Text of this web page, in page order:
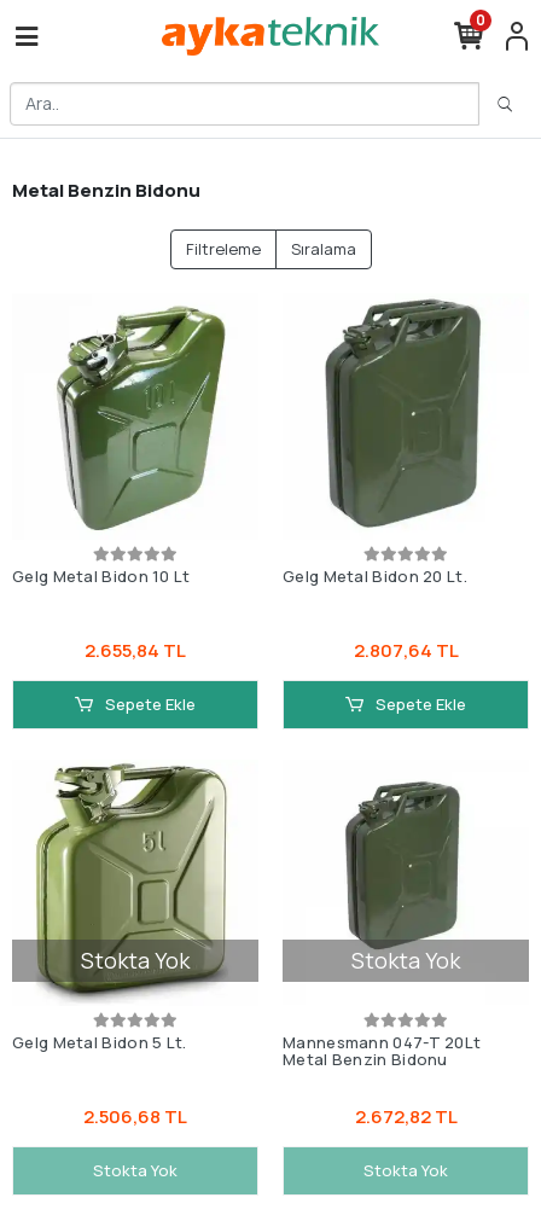
0
Metal Benzin Bidonu
Filtreleme Sıralama
Gelg Metal Bidon 10 Lt
2.655,84 TL
Sepete Ekle
Gelg Metal Bidon 20 Lt.
2.807,64 TL
Sepete Ekle
Stokta Yok
Gelg Metal Bidon 5 Lt.
2.506,68 TL
Stokta Yok
Stokta Yok
Mannesmann 047-T 20Lt
Metal Benzin Bidonu
2.672,82 TL
Stokta Yok